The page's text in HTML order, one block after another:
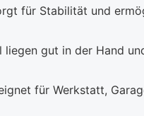
für Stabilität und
liegen gut in der Hand
für Werkstatt,